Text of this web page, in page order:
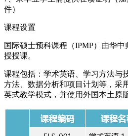
件）
课程设置
国际硕士预科课程（IPMP）由华
授授课。
课程包括：学术英语、学习方法与
方法、数据分析和项目计划等，采
英式教学模式，并使用外国本土原